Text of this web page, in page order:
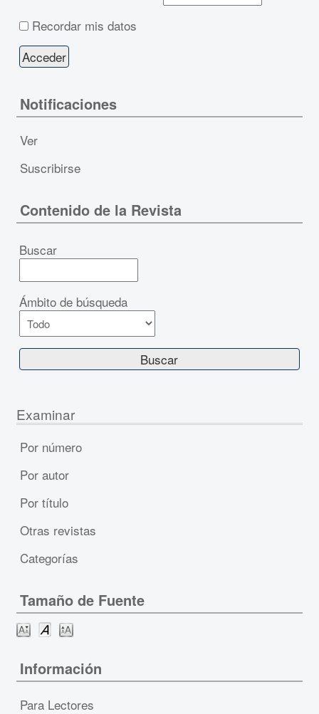
Recordar mis datos
Notificaciones
Ver
Suscribirse
Contenido de la Revista
Buscar
Ámbito de búsqueda
Examinar
Por número
Por autor
Por título
Otras revistas
Categorías
Tamaño de Fuente
Información
Para Lectores